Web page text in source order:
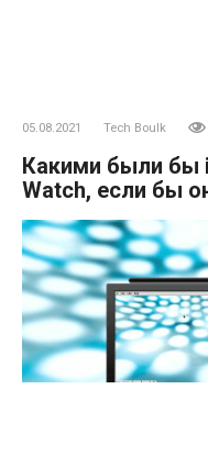
05.08.2021 Tech Boulk
Какими были бы
Watch, если бы